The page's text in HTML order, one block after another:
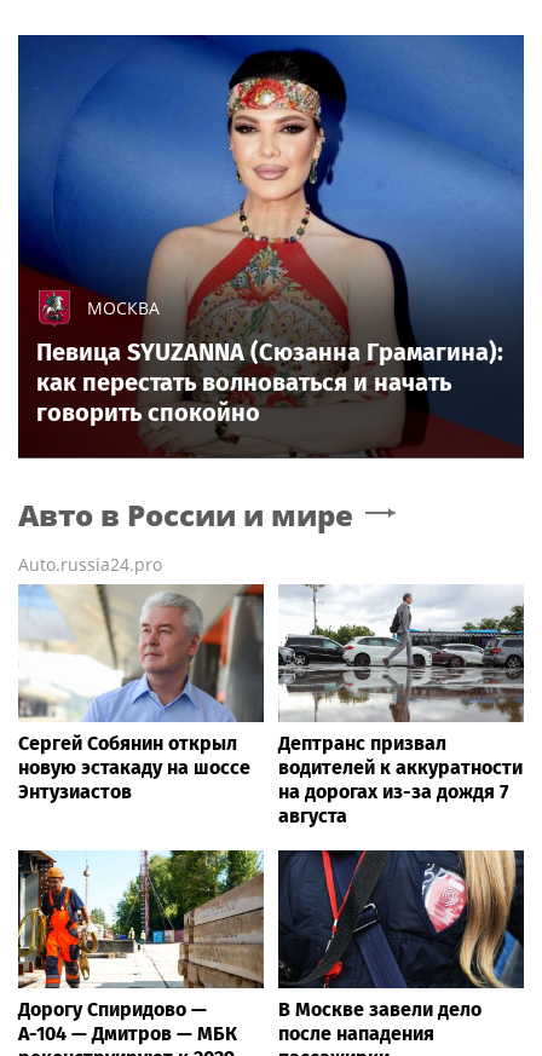
МОСКВА
Певица SYUZANNA (Сюзанна Грамагина):
как перестать волноваться и начать
говорить спокойно
Авто в России и мире
Auto.russia24.pro
Сергей Собянин открыл
новую эстакаду на шоссе
Энтузиастов
Дептранс призвал
водителей к аккуратности
на дорогах из-за дождя 7
августа
Дорогу Спиридово —
А-104 — Дмитров — МБК
В Москве завели дело
после нападения